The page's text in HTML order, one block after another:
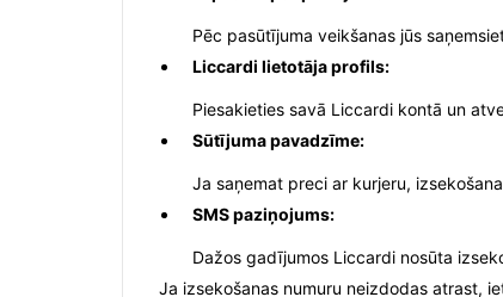
Pēc pasūtījuma veikšanas jūs
Liccardi lietotāja profils:
Piesakieties savā Liccardi kontā un
Sūtījuma pavadzīme:
Ja saņemat preci ar kurjeru,
SMS paziņojums:
Dažos gadījumos Liccardi nosūta
Ja izsekošanas numuru neizdodas atrast,